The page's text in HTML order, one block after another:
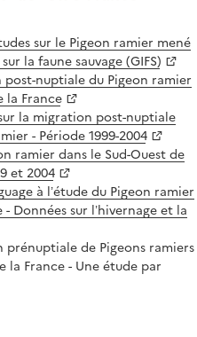
sur le Pigeon ramier mené
la faune sauvage (GIFS)
nuptiale du Pigeon ramier
la France
la migration post-nuptiale
- Période 1999-2004
ramier dans le Sud-Ouest de
et 2004
à l’étude du Pigeon ramier
Données sur l’hivernage et la
de Pigeons ramiers
la France - Une étude par